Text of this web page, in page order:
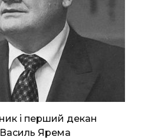
і перший декан
Ярема